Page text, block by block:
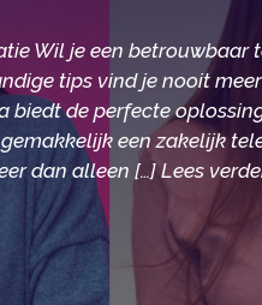
Wil je een betrouwbaar
tips vind je nooit
biedt de perfecte
een zakelijk
dan alleen […] Lees